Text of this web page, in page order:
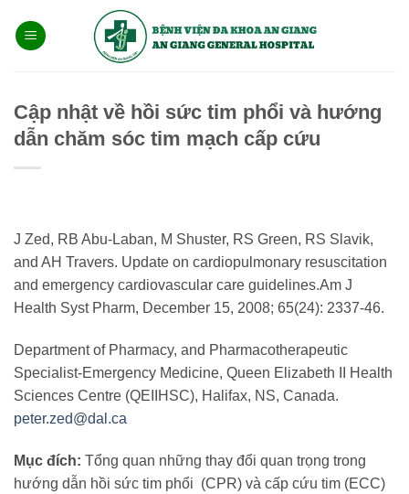
qua
Cập nhật về hồi sức tim phổi và hướng
dẫn chăm sóc tim mạch cấp cứu
J Zed, RB Abu-Laban, M Shuster, RS Green, RS Slavik,
and AH Travers. Update on cardiopulmonary resuscitation
and emergency cardiovascular care guidelines.Am J
Health Syst Pharm, December 15, 2008; 65(24): 2337-46.
Department of Pharmacy, and Pharmacotherapeutic
Specialist-Emergency Medicine, Queen Elizabeth II Health
Sciences Centre (QEIIHSC), Halifax, NS, Canada.
peter.zed@dal.ca
Mục đích: Tổng quan những thay đổi quan trọng trong
hướng dẫn hồi sức tim phổi (CPR) và cấp cứu tim (ECC)